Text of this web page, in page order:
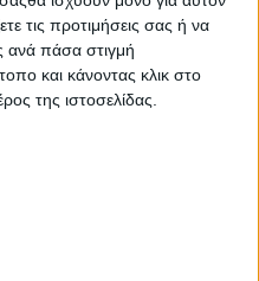
τις προτιμήσεις σας ή να
ανά πάσα στιγμή
και κάνοντας κλικ στο
της ιστοσελίδας.